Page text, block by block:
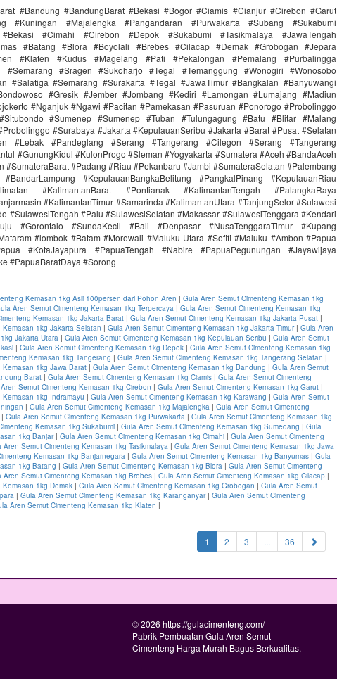
#Bandung #BandungBarat #Bekasi #Bogor #Ciamis #Cianjur #Cirebon #Garut
#Kuningan #Majalengka #Pangandaran #Purwakarta #Subang #Sukabumi
#Cimahi #Cirebon #Depok #Sukabumi #Tasikmalaya #JawaTengah
#Batang #Blora #Boyolali #Brebes #Cilacap #Demak #Grobogan #Jepara
#Klaten #Kudus #Magelang #Pati #Pekalongan #Pemalang #Purbalingga
#Semarang #Sragen #Sukoharjo #Tegal #Temanggung #Wonogiri #Wonosobo
#Salatiga #Semarang #Surakarta #Tegal #JawaTimur #Bangkalan #Banyuwangi
#Gresik #Jember #Jombang #Kediri #Lamongan #Lumajang #Madiun
#Nganjuk #Ngawi #Pacitan #Pamekasan #Pasuruan #Ponorogo #Probolinggo
#Sumenep #Sumenep #Tuban #Tulungagung #Batu #Blitar #Malang
#Surabaya #Jakarta #KepulauanSeribu #Jakarta #Barat #Pusat #Selatan
#Lebak #Pandeglang #Serang #Tangerang #Cilegon #Serang #Tangerang
#GunungKidul #KulonProgo #Sleman #Yogyakarta #Sumatera #Aceh #BandaAceh
#SumateraBarat #Padang #Riau #Pekanbaru #Jambi #SumateraSelatan #Palembang
#KepulauanBangkaBelitung #PangkalPinang #KepulauanRiau
#KalimantanBarat #Pontianak #KalimantanTengah #PalangkaRaya
#KalimantanTimur #Samarinda #KalimantanUtara #TanjungSelor #Sulawesi
#SulawesiTengah #Palu #SulawesiSelatan #Makassar #SulawesiTenggara #Kendari
#Gorontalo #SundaKecil #Bali #Denpasar #NusaTenggaraTimur #Kupang
#lombok #Batam #Morowali #Maluku Utara #Sofifi #Maluku #Ambon #Papua
#KotaJayapura #PapuaTengah #Nabire #PapuaPegunungan #Jayawijaya
#PapuaBaratDaya #Sorong
Kemasan 1kg Asli 100persen dari Pohon Aren | Gula Aren Semut Cimenteng Kemasan 1kg
Aren Semut Cimenteng Kemasan 1kg Terpercaya | Gula Aren Semut Cimenteng Kemasan 1kg
Kemasan 1kg Jakarta Barat | Gula Aren Semut Cimenteng Kemasan 1kg Jakarta Pusat |
1kg Jakarta Selatan | Gula Aren Semut Cimenteng Kemasan 1kg Jakarta Timur| Gula Aren
Jakarta Utara | Gula Aren Semut Cimenteng Kemasan 1kg Kepulauan Seribu | Gula Aren Semut
| Gula Aren Semut Cimenteng Kemasan 1kg Depok | Gula Aren Semut Cimenteng Kemasan 1kg
Kemasan 1kg Tangerang | Gula Aren Semut Cimenteng Kemasan 1kg Tangerang Selatan |
1kg Jawa Barat | Gula Aren Semut Cimenteng Kemasan 1kg Bandung | Gula Aren Semut
Barat | Gula Aren Semut Cimenteng Kemasan 1kg Ciamis | Gula Aren Semut Cimenteng
Semut Cimenteng Kemasan 1kg Cirebon | Gula Aren Semut Cimenteng Kemasan 1kg Garut |
1kg Indramayu | Gula Aren Semut Cimenteng Kemasan 1kg Karawang | Gula Aren Semut
| Gula Aren Semut Cimenteng Kemasan 1kg Majalengka | Gula Aren Semut Cimenteng
| Gula Aren Semut Cimenteng Kemasan 1kg Purwakarta | Gula Aren Semut Cimenteng Kemasan 1kg
Kemasan 1kg Sukabumi | Gula Aren Semut Cimenteng Kemasan 1kg Sumedang | Gula
1kg Banjar| Gula Aren Semut Cimenteng Kemasan 1kg Cimahi | Gula Aren Semut Cimenteng
Aren Semut Cimenteng Kemasan 1kg Tasikmalaya | Gula Aren Semut Cimenteng Kemasan 1kg Jawa
Kemasan 1kg Banjarnegara | Gula Aren Semut Cimenteng Kemasan 1kg Banyumas | Gula
1kg Batang | Gula Aren Semut Cimenteng Kemasan 1kg Blora | Gula Aren Semut Cimenteng
Aren Semut Cimenteng Kemasan 1kg Brebes | Gula Aren Semut Cimenteng Kemasan 1kg Cilacap |
1kg Demak | Gula Aren Semut Cimenteng Kemasan 1kg Grobogan | Gula Aren Semut
| Gula Aren Semut Cimenteng Kemasan 1kg Karanganyar| Gula Aren Semut Cimenteng
Aren Semut Cimenteng Kemasan 1kg Klaten |
1 (current)
2 3 ... 36
© 2026 https://gulacimenteng.com/
Pabrik Pembuatan Gula Aren Semut
Cimenteng Harga Murah Bagus Berkualitas.